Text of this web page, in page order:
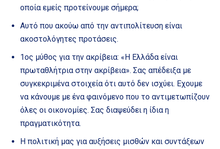
οποία εμείς προτείνουμε σήμερα;
Αυτό που ακούω από την αντιπολίτευση είναι
ακοστολόγητες προτάσεις.
1ος μύθος για την ακρίβεια: «Η Ελλάδα είναι
πρωταθλήτρια στην ακρίβεια». Σας απέδειξα με
συγκεκριμένα στοιχεία ότι αυτό δεν ισχύει. Εχουμε
να κάνουμε με ένα φαινόμενο που το αντιμετωπίζουν
όλες οι οικονομίες. Σας διαψεύδει η ίδια η
πραγματικότητα.
Η πολιτική μας για αυξήσεις μισθών και συντάξεων